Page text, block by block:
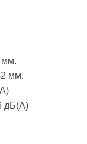
мм.
мм.
дБ(А)